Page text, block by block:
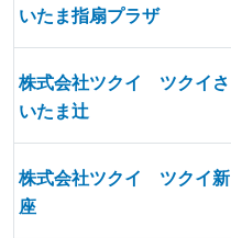
いたま指扇プラザ
株式会社ツクイ ツクイさ
いたま辻
株式会社ツクイ ツクイ新
座